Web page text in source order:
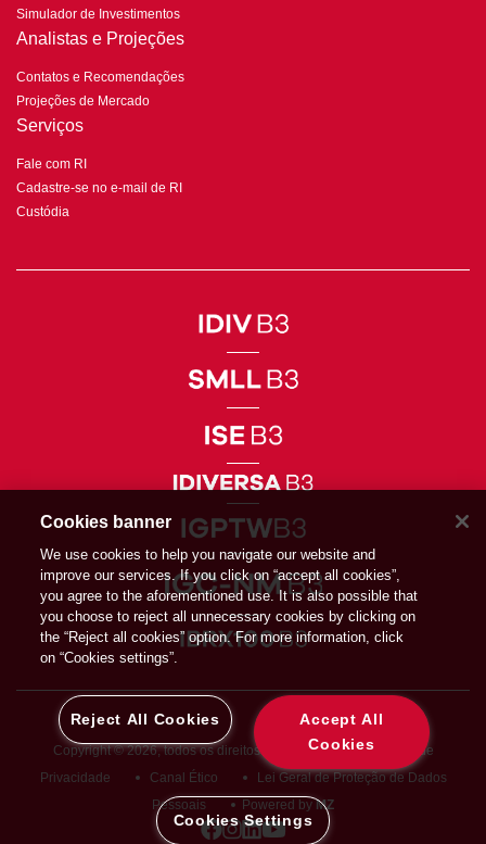
Simulador de Investimentos
Analistas e Projeções
Contatos e Recomendações
Projeções de Mercado
Serviços
Fale com RI
Cadastre-se no e-mail de RI
Custódia
Copyright © 2026, todos os direitos reservados
Diretiva de
Privacidade
Canal Ético
Lei Geral de Proteção de Dados
Pessoais
Powered by MZ
Cookies banner
We use cookies to help you navigate our website and
improve our services. If you click on “accept all cookies”,
you agree to the aforementioned use. It is also possible that
you choose to reject all unnecessary cookies by clicking on
the “Reject all cookies” option. For more information, click
on “Cookies settings”.
Accept All
Cookies
Reject All Cookies
Cookies Settings